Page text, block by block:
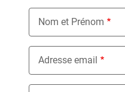
Nom et Prénom
Adresse email